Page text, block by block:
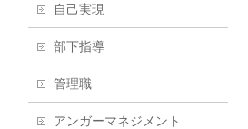
自己実現
部下指導
管理職
アンガーマネジメント